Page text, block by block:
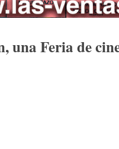
una Feria de